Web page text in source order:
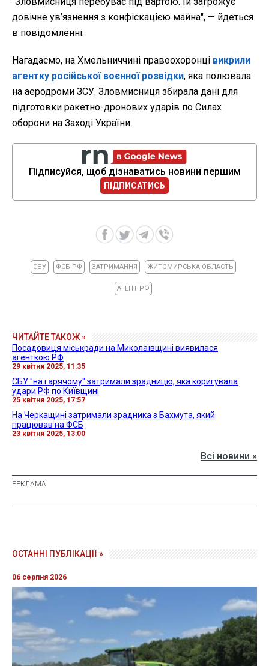
довічне ув’язнення з конфіскацією майна", — йдеться
в повідомленні.
Нагадаємо, на Хмельниччині правоохоронці викрили
агентку російської воєнної розвідки, яка полювала
на аеродроми ЗСУ. Зловмисниця збирала дані для
підготовки ракетно-дронових ударів по Силах
оборони на Заході України.
Підписуйся, щоб дізнаватись новини першим
ПІДПИСАТИСЬ
СБУ ФСБ РФ ЗАТРИМАННЯ ЖИТОМИРСЬКА ОБЛАСТЬ
АГЕНТ РФ
ЧИТАЙТЕ ТАКОЖ »
Посадовиця міськради на Миколаївщині виявилася
агенткою РФ
29 квітня 2025, 11:35
СБУ "на гарячому" затримали зрадницю, яка коригувала
удари РФ по Київщині
25 квітня 2025, 17:57
На Черкащині затримали зрадника з Бахмута, який
працював на ФСБ
23 квітня 2025, 13:00
Всі новини »
ОСТАННІ ПУБЛІКАЦІЇ »
06 серпня 2026